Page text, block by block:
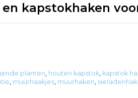
kapstokhaken
planten, houten kapstok, kapstok
, muurhaakjes, muurhaken,